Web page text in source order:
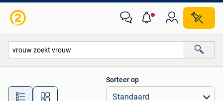
Alle afstanden…
Sorteer op